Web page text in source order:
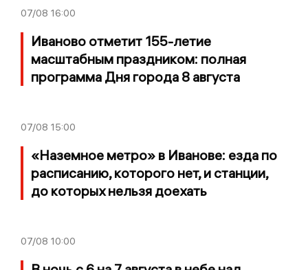
07/08 16:00
Иваново отметит 155-летие
масштабным праздником: полная
программа Дня города 8 августа
07/08 15:00
«Наземное метро» в Иванове: езда по
расписанию, которого нет, и станции,
до которых нельзя доехать
07/08 10:00